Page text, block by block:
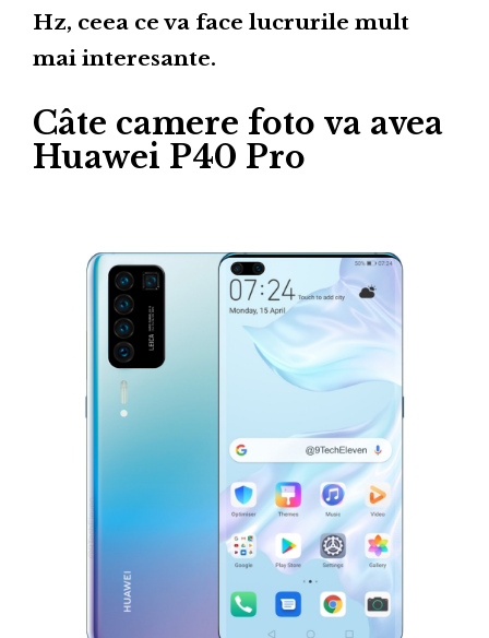
Hz, ceea ce va face lucrurile mult
mai interesante.
Câte camere foto va avea
Huawei P40 Pro